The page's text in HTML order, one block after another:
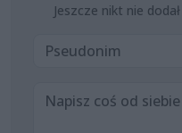
Jeszcze nikt nie